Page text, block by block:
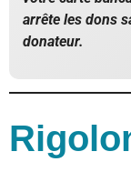
arrête les dons
donateur.